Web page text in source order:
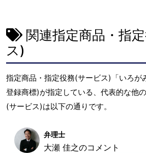
関連指定商品・指
ス)
指定商品・指定役務(サービス)「いろが
登録商標)が指定している、代表的な他
(サービス)は以下の通りです。
弁理士
大瀬 佳之のコメント